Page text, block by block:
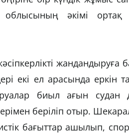
әкімі ортақ
екі ел арасында еркін
биыл ағын судан
беріліп отыр.
бағыттар ашылып,